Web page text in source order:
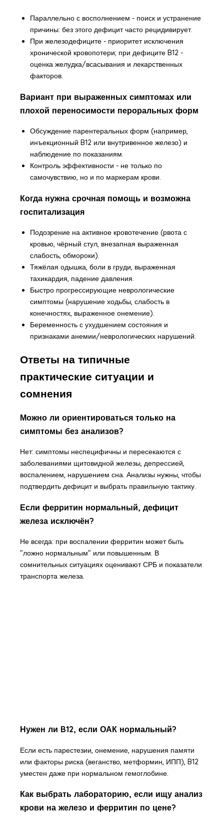
Параллельно с восполнением - поиск и устранение
причины: без этого дефицит часто рецидивирует.
При железодефиците - приоритет исключения
хронической кровопотери; при дефиците B12 -
оценка желудка/всасывания и лекарственных
факторов.
Вариант при выраженных симптомах или
плохой переносимости пероральных форм
Обсуждение парентеральных форм (например,
инъекционный B12 или внутривенное железо) и
наблюдение по показаниям.
Контроль эффективности - не только по
самочувствию, но и по маркерам крови.
Когда нужна срочная помощь и возможна
госпитализация
Подозрение на активное кровотечение (рвота с
кровью, чёрный стул, внезапная выраженная
слабость, обмороки).
Тяжёлая одышка, боли в груди, выраженная
тахикардия, падение давления.
Быстро прогрессирующие неврологические
симптомы (нарушение ходьбы, слабость в
конечностях, выраженное онемение).
Беременность с ухудшением состояния и
признаками анемии/неврологических нарушений.
Ответы на типичные
практические ситуации и
сомнения
Можно ли ориентироваться только на
симптомы без анализов?
Нет: симптомы неспецифичны и пересекаются с
заболеваниями щитовидной железы, депрессией,
воспалением, нарушением сна. Анализы нужны, чтобы
подтвердить дефицит и выбрать правильную тактику.
Если ферритин нормальный, дефицит
железа исключён?
Не всегда: при воспалении ферритин может быть
"ложно нормальным" или повышенным. В
сомнительных ситуациях оценивают СРБ и показатели
транспорта железа.
Нужен ли B12, если ОАК нормальный?
Если есть парестезии, онемение, нарушения памяти
или факторы риска (веганство, метформин, ИПП), B12
уместен даже при нормальном гемоглобине.
Как выбрать лабораторию, если ищу анализ
крови на железо и ферритин по цене?